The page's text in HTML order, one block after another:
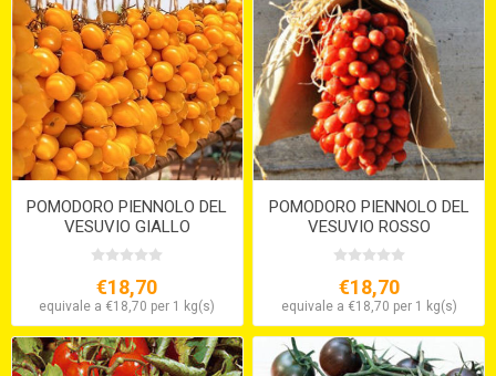
POMODORO PIENNOLO DEL
VESUVIO GIALLO
€18,70
equivale a €18,70 per 1 kg(s)
POMODORO PIENNOLO DEL
VESUVIO ROSSO
€18,70
equivale a €18,70 per 1 kg(s)